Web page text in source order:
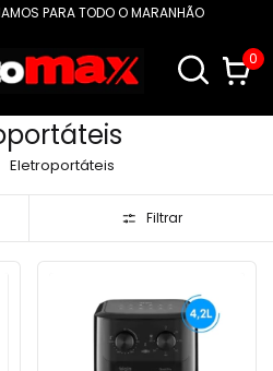
PARA TODO O MARANHÃO
0
Eletroportáteis
Filtrar